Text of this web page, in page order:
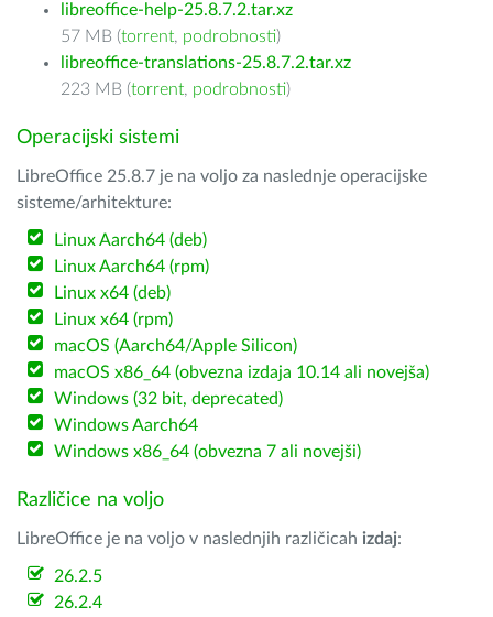
libreoffice-help-25.8.7.2.tar.xz
57 MB (torrent, podrobnosti)
libreoffice-translations-25.8.7.2.tar.xz
223 MB (torrent, podrobnosti)
Operacijski sistemi
LibreOffice 25.8.7 je na voljo za naslednje operacijske
sisteme/arhitekture:
Linux Aarch64 (deb)
Linux Aarch64 (rpm)
Linux x64 (deb)
Linux x64 (rpm)
macOS (Aarch64/Apple Silicon)
macOS x86_64 (obvezna izdaja 10.14 ali novejša)
Windows (32 bit, deprecated)
Windows Aarch64
Windows x86_64 (obvezna 7 ali novejši)
Različice na voljo
LibreOffice je na voljo v naslednjih različicah izdaj:
26.2.5
26.2.4